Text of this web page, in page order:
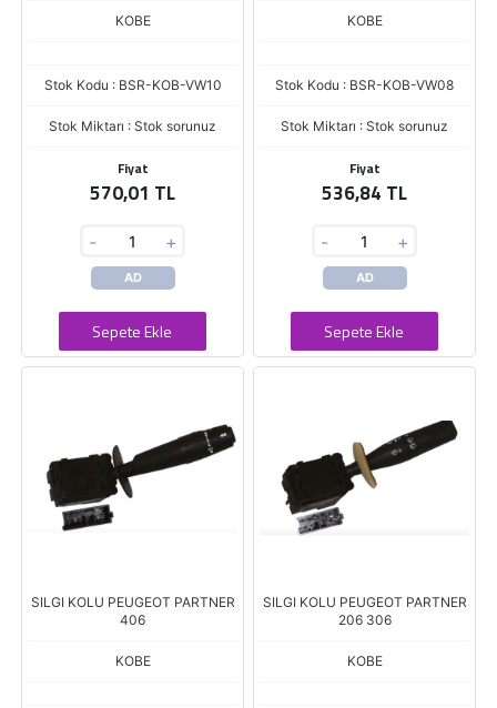
KOBE
Stok Kodu : BSR-KOB-VW10
Stok Miktarı : Stok sorunuz
Fiyat
570,01 TL
- +
AD
Sepete Ekle
KOBE
Stok Kodu : BSR-KOB-VW08
Stok Miktarı : Stok sorunuz
Fiyat
536,84 TL
- +
AD
Sepete Ekle
SILGI KOLU PEUGEOT PARTNER
406
KOBE
SILGI KOLU PEUGEOT PARTNER
206 306
KOBE